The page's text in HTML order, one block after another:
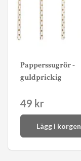
Papperssugrör -
guldprickig
49 kr
Lägg i korgen